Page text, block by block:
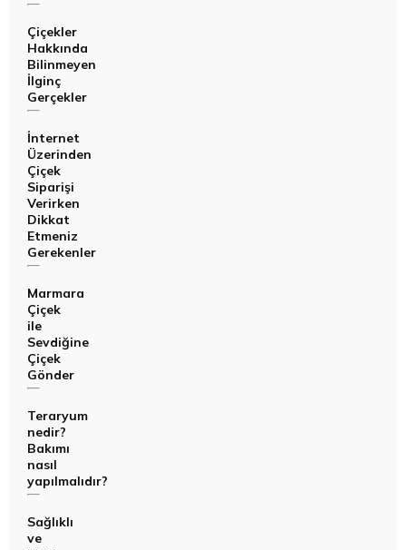
Çiçekler
Hakkında
Bilinmeyen
İlginç
Gerçekler
İnternet
Üzerinden
Çiçek
Siparişi
Verirken
Dikkat
Etmeniz
Gerekenler
Marmara
Çiçek
ile
Sevdiğine
Çiçek
Gönder
Teraryum
nedir?
Bakımı
nasıl
yapılmalıdır?
Sağlıklı
ve